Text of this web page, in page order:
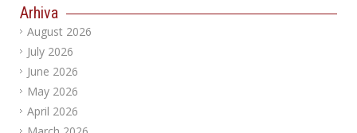
Arhiva
August 2026
July 2026
June 2026
May 2026
April 2026